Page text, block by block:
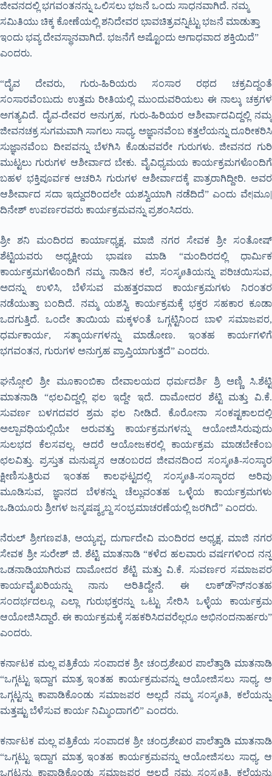
ಜೀವನದಲ್ಲಿ ಭಗವಂತನನ್ನು ಒಲಿಸಲು ಭಜನೆ ಒಂದು ಸಾಧನವಾಗಿದೆ. ನಮ್ಮ
ಸಮಿತಿಯು ಚಿಕ್ಕ ಕೋಣೆಯಲ್ಲಿ ಶನಿದೇವರ ಭಾವಚಿತ್ರವನ್ನಿಟ್ಟು ಭಜನೆ ಮಾಡುತ್ತಾ
ಇಂದು ಭವ್ಯ ದೇವಸ್ಥಾನವಾಗಿದೆ. ಭಜನೆಗೆ ಅಷ್ಟೊಂದು ಅಗಾಧವಾದ ಶಕ್ತಿಯಿದೆ”
ಎಂದರು.
“ದೈವ ದೇವರು, ಗುರು-ಹಿರಿಯರು ಸಂಸಾರ ರಥದ ಚಕ್ರವಿದ್ದಂತೆ
ಸಂಸಾರವೆಂಬುದು ಉತ್ತಮ ರೀತಿಯಲ್ಲಿ ಮುಂದುವರಿಯಲು ಈ ನಾಲ್ಕು ಚಕ್ರಗಳ
ಅಗತ್ಯವಿದೆ. ದೈವ-ದೇವರ ಅನುಗ್ರಹ, ಗುರು-ಹಿರಿಯರ ಆಶೀರ್ವಾದವಿದ್ದಲ್ಲಿ ನಮ್ಮ
ಜೀವನಚಕ್ರ ಸುಗಮವಾಗಿ ಸಾಗಲು ಸಾಧ್ಯ. ಅಜ್ಞಾನವೆಂಬ ಕತ್ತಲೆಯನ್ನು ದೂರೀಕರಿಸಿ
ಸುಜ್ಞಾನವೆಂಬ ದೀಪವನ್ನು ಬೆಳಗಿಸಿ ಕೊಡುವವರೇ ಗುರುಗಳು. ಜೀವನದ ಗುರಿ
ಮುಟ್ಟಲು ಗುರುಗಳ ಆಶೀರ್ವಾದ ಬೇಕು. ವೈವಿಧ್ಯಮಯ ಕಾರ್ಯಕ್ರಮಗಳೊಂದಿಗೆ
ಬಹಳ ಭಕ್ತಿಪೂರ್ವಕ ಆಚರಿಸಿ ಗುರುಗಳ ಆಶೀರ್ವಾದಕ್ಕೆ ಪಾತ್ರರಾಗಿದ್ದೀರಿ. ಅವರ
ಆಶೀರ್ವಾದ ಸದಾ ಇದ್ದುದರಿಂದಲೇ ಯಶಸ್ವಿಯಾಗಿ ನಡೆದಿದೆ” ಎಂದು ವೇ|ಮೂ|
ದಿನೇಶ್ ಉಪರ್ಣರವರು ಕಾರ್ಯಕ್ರಮವನ್ನು ಪ್ರಶಂಸಿದರು.
ಶ್ರೀ ಶನಿ ಮಂದಿರದ ಕಾರ್ಯಾಧ್ಯಕ್ಷ, ಮಾಜಿ ನಗರ ಸೇವಕ ಶ್ರೀ ಸಂತೋಷ್
ಶೆಟ್ಟಿಯವರು ಅಧ್ಯಕ್ಷೀಯ ಭಾಷಣ ಮಾಡಿ “ಮಂದಿರದಲ್ಲಿ ಧಾರ್ಮಿಕ
ಕಾರ್ಯಕ್ರಮಗಳೊಂದಿಗೆ ನಮ್ಮ ನಾಡಿನ ಕಲೆ, ಸಂಸ್ಕøತಿಯನ್ನು ಪರಿಚಯಿಸುವ,
ಅದನ್ನು ಉಳಿಸಿ, ಬೆಳೆಸುವ ಮಹತ್ತರವಾದ ಕಾರ್ಯಕ್ರಮಗಳು ನಿರಂತರ
ನಡೆಯುತ್ತಾ ಬಂದಿದೆ. ನಮ್ಮ ಯಶಸ್ವಿ ಕಾರ್ಯಕ್ರಮಕ್ಕೆ ಭಕ್ತರ ಸಹಕಾರ ಕೂಡಾ
ಒದಗುತ್ತಿದೆ. ಒಂದೇ ತಾಯಿಯ ಮಕ್ಕಳಂತೆ ಒಗ್ಗಟ್ಟಿನಿಂದ ಬಾಳಿ ಸಮಾಜಪರ,
ಧರ್ಮಕಾರ್ಯ, ಸತ್ಕಾರ್ಯಗಳನ್ನು ಮಾಡೋಣ. ಇಂತಹ ಕಾರ್ಯಗಳಿಗೆ
ಭಗವಂತನ, ಗುರುಗಳ ಅನುಗ್ರಹ ಪ್ರಾಪ್ತಿಯಾಗುತ್ತದೆ” ಎಂದರು.
ಘನ್ಸೋಲಿ ಶ್ರೀ ಮೂಕಾಂಬಿಕಾ ದೇವಾಲಯದ ಧರ್ಮದರ್ಶಿ ಶ್ರಿ ಅಣ್ಣಿ ಸಿ.ಶೆಟ್ಟಿ
ಮಾತನಾಡಿ “ಛಲವಿದ್ದಲ್ಲಿ ಫಲ ಇದ್ದೇ ಇದೆ. ದಾಮೋದರ ಶೆಟ್ಟಿ ಮತ್ತು ವಿ.ಕೆ.
ಸುವರ್ಣ ಬಳಗದವರ ಶ್ರಮ ಫಲ ನೀಡಿದೆ. ಕೊರೋನಾ ಸಂಕಷ್ಟಕಾಲದಲ್ಲಿ
ಅಲ್ಪಾವಧಿಯಲ್ಲಿಯೇ ಅರುವತ್ತು ಕಾರ್ಯಕ್ರಮಗಳನ್ನು ಆಯೋಜಿಸಿರುವುದು
ಸುಲಭದ ಕೆಲಸವಲ್ಲ. ಆದರೆ ಆಯೋಜಕರಲ್ಲಿ ಕಾರ್ಯಕ್ರಮ ಮಾಡಬೇಕೆಂಬ
ಛಲವಿತ್ತು. ಪ್ರಸ್ತುತ ಮನುಷ್ಯನ ಆಡಂಬರದ ಜೀವನದಿಂದ ಸಂಸ್ಕøತಿ-ಸಂಸ್ಕಾರ
ಕ್ಷೀಣಿಸುತ್ತಿರುವ ಇಂತಹ ಕಾಲಘಟ್ಟದಲ್ಲಿ ಸಂಸ್ಕøತಿ-ಸಂಸ್ಕಾರದ ಅರಿವು
ಮೂಡಿಸುವ, ಜ್ಞಾನದ ಬೆಳಕನ್ನು ಚೆಲ್ಲುವಂತಹ ಒಳ್ಳೆಯ ಕಾರ್ಯಕ್ರಮಗಳು
ಒಡಿಯೂರು ಶ್ರೀಗಳ ಜನ್ಮಷಷ್ಠ್ಯಬ್ದ ಸಂಭ್ರಮಾಚರಣೆಯಲ್ಲಿ ಜರಗಿದೆ” ಎಂದರು.
ನೆರುಲ್ ಶ್ರೀಗಣಪತಿ, ಅಯ್ಯಪ್ಪ, ದುರ್ಗಾದೇವಿ ಮಂದಿರದ ಅಧ್ಯಕ್ಷ, ಮಾಜಿ ನಗರ
ಸೇವಕ ಶ್ರೀ ಸುರೇಶ್ ಜಿ. ಶೆಟ್ಟಿ ಮಾತನಾಡಿ “ಕಳೆದ ಹಲವಾರು ವರ್ಷಗಳಿಂದ ನನ್ನ
ಒಡನಾಡಿಯಾಗಿರುವ ದಾಮೋದರ ಶೆಟ್ಟಿ ಮತ್ತು ವಿ.ಕೆ. ಸುವರ್ಣರ ಸಮಾಜಪರ
ಕಾರ್ಯವೈಖರಿಯನ್ನು ನಾನು ಅರಿತಿದ್ದೇನೆ. ಈ ಲಾಕ್‍ಡೌನ್‍ನಂತಹ
ಸಂದರ್ಭದಲ್ಲೂ ಎಲ್ಲಾ ಗುರುಭಕ್ತರನ್ನು ಒಟ್ಟು ಸೇರಿಸಿ ಒಳ್ಳೆಯ ಕಾರ್ಯಕ್ರಮ
ಆಯೋಜಿಸಿದ್ದಾರೆ. ಈ ಕಾರ್ಯಕ್ರಮಕ್ಕೆ ಸಹಕರಿಸಿದವರೆಲ್ಲರೂ ಅಭಿನಂದನಾರ್ಹರು”
ಎಂದರು.
ಕರ್ನಾಟಕ ಮಲ್ಲ ಪತ್ರಿಕೆಯ ಸಂಪಾದಕ ಶ್ರೀ ಚಂದ್ರಶೇಖರ ಪಾಲೆತ್ತಾಡಿ ಮಾತನಾಡಿ
“ಒಗ್ಗಟ್ಟು ಇದ್ದಾಗ ಮಾತ್ರ ಇಂತಹ ಕಾರ್ಯಕ್ರಮವನ್ನು ಆಯೋಜಿಸಲು ಸಾಧ್ಯ. ಆ
ಒಗ್ಗಟ್ಟನ್ನು ಕಾಪಾಡಿಕೊಂಡು ಸಮಾಜಪರ ಅಲ್ಲದೆ ನಮ್ಮ ಸಂಸ್ಕøತಿ, ಕಲೆಯನ್ನು
ಮತ್ತಷ್ಟು ಬೆಳೆಸುವ ಕಾರ್ಯ ನಿಮ್ಮಿಂದಾಗಲಿ” ಎಂದರು.
ಕರ್ನಾಟಕ ಮಲ್ಲ ಪತ್ರಿಕೆಯ ಸಂಪಾದಕ ಶ್ರೀ ಚಂದ್ರಶೇಖರ ಪಾಲೆತ್ತಾಡಿ ಮಾತನಾಡಿ
“ಒಗ್ಗಟ್ಟು ಇದ್ದಾಗ ಮಾತ್ರ ಇಂತಹ ಕಾರ್ಯಕ್ರಮವನ್ನು ಆಯೋಜಿಸಲು ಸಾಧ್ಯ. ಆ
ಒಗ್ಗಟ್ಟನ್ನು ಕಾಪಾಡಿಕೊಂಡು ಸಮಾಜಪರ ಅಲ್ಲದೆ ನಮ್ಮ ಸಂಸ್ಕøತಿ, ಕಲೆಯನ್ನು